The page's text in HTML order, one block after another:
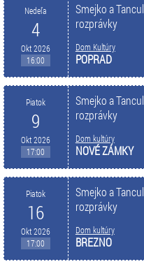
Nedeľa
4
Okt 2026
16:00
Smejko a
rozprávky
Dom Kultúry
POPRAD
Piatok
9
Okt 2026
17:00
Smejko a
rozprávky
Dom kultúry
NOVÉ ZÁMKY
Piatok
16
Okt 2026
17:00
Smejko a
rozprávky
Dom kultúry
BREZNO